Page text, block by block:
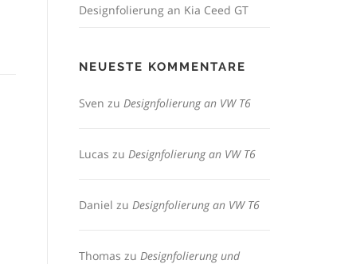
Designfolierung an Kia Ceed GT
NEUESTE KOMMENTARE
Sven zu Designfolierung an VW T6
Lucas zu Designfolierung an VW T6
Daniel zu Designfolierung an VW T6
Thomas zu Designfolierung und